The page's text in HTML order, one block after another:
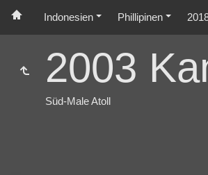
Indonesien Phillipinen
2003
Süd-Male Atoll